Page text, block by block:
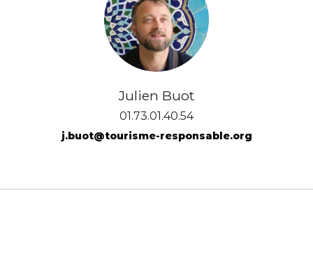
Julien Buot
01.73.01.40.54
j.buot@tourisme-responsable.org